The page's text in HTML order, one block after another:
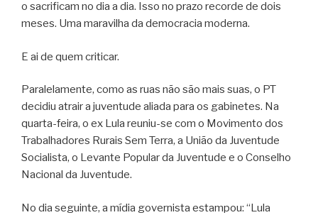
o sacrificam no dia a dia. Isso no prazo recorde de dois
meses. Uma maravilha da democracia moderna.
E ai de quem criticar.
Paralelamente, como as ruas não são mais suas, o PT
decidiu atrair a juventude aliada para os gabinetes. Na
quarta-feira, o ex Lula reuniu-se com o Movimento dos
Trabalhadores Rurais Sem Terra, a União da Juventude
Socialista, o Levante Popular da Juventude e o Conselho
Nacional da Juventude.
No dia seguinte, a mídia governista estampou: “Lula